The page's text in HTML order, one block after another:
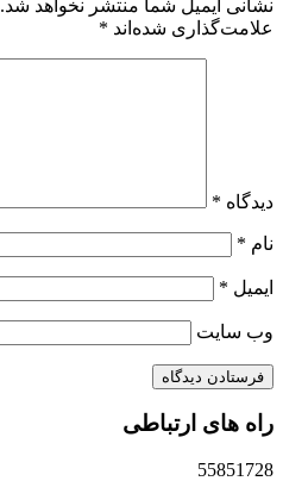
نشانی ایمیل شما منتشر نخواهد شد.
علامت‌گذاری شده‌اند *
دیدگاه *
نام *
ایمیل *
وب‌ سایت
راه های ارتباطی
55851728